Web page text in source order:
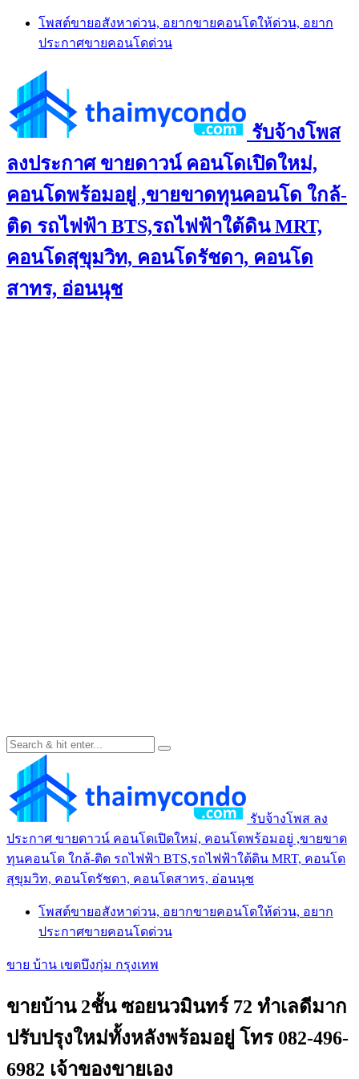
Skip
content
โพสต์ขายอสังหาด่วน, อยากขายคอนโดให้ด่วน, อยาก
ประกาศขายคอนโดด่วน
รับจ้างโพส
ลงประกาศ ขายดาวน์ คอนโดเปิดใหม่,
คอนโดพร้อมอยู่ ,ขายขาดทุนคอนโด ใกล้-
ติด รถไฟฟ้า BTS,รถไฟฟ้าใต้ดิน MRT,
คอนโดสุขุมวิท, คอนโดรัชดา, คอนโด
สาทร, อ่อนนุช
รับจ้างโพส ลง
ประกาศ ขายดาวน์ คอนโดเปิดใหม่, คอนโดพร้อมอยู่ ,ขายขาด
ทุนคอนโด ใกล้-ติด รถไฟฟ้า BTS,รถไฟฟ้าใต้ดิน MRT, คอนโด
สุขุมวิท, คอนโดรัชดา, คอนโดสาทร, อ่อนนุช
โพสต์ขายอสังหาด่วน, อยากขายคอนโดให้ด่วน, อยาก
ประกาศขายคอนโดด่วน
ขาย บ้าน เขตบึงกุ่ม กรุงเทพ
ขายบ้าน 2ชั้น ซอยนวมินทร์ 72 ทำเลดีมาก
ปรับปรุงใหม่ทั้งหลังพร้อมอยู่ โทร 082-496-
6982 เจ้าของขายเอง